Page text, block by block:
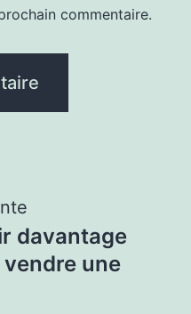
commentaire.
davantage
une